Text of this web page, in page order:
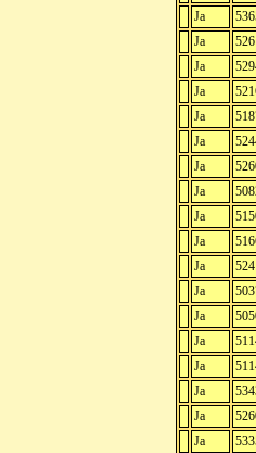
Ja
Ja
Ja
Ja
Ja
Ja
Ja
Ja
Ja
Ja
Ja
Ja
Ja
Ja
Ja
Ja
Ja
Ja